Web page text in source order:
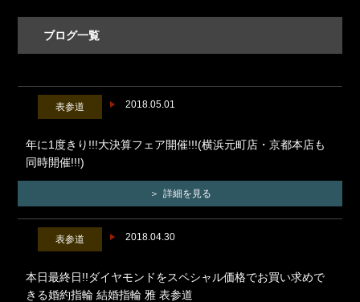
ブログ一覧
2018.05.01
表参道
年に1度きり!!!大決算フェア開催!!!(横浜元町店・京都本店も
同時開催!!!)
詳細を見る
2018.04.30
表参道
本日最終日!!ダイヤモンドをスペシャル価格でお買い求めで
きる婚約指輪 結婚指輪 雅 表参道